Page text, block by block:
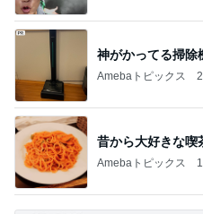
神がかってる掃除
Amebaトピックス
昔から大好きな喫
Amebaトピックス